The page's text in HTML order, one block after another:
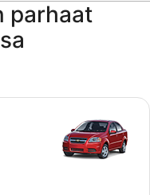
parhaat